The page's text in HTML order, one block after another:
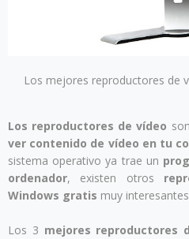
Los mejores reproductores de
Los reproductores de vídeo
ver contenido de vídeo en tu
sistema operativo ya trae un
ordenador, existen otros
Windows gratis muy
Los 3 mejores reproductores